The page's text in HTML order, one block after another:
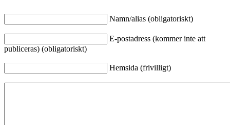
Namn/alias (obligatoriskt)
E-postadress (kommer inte att
publiceras) (obligatoriskt)
Hemsida (frivilligt)